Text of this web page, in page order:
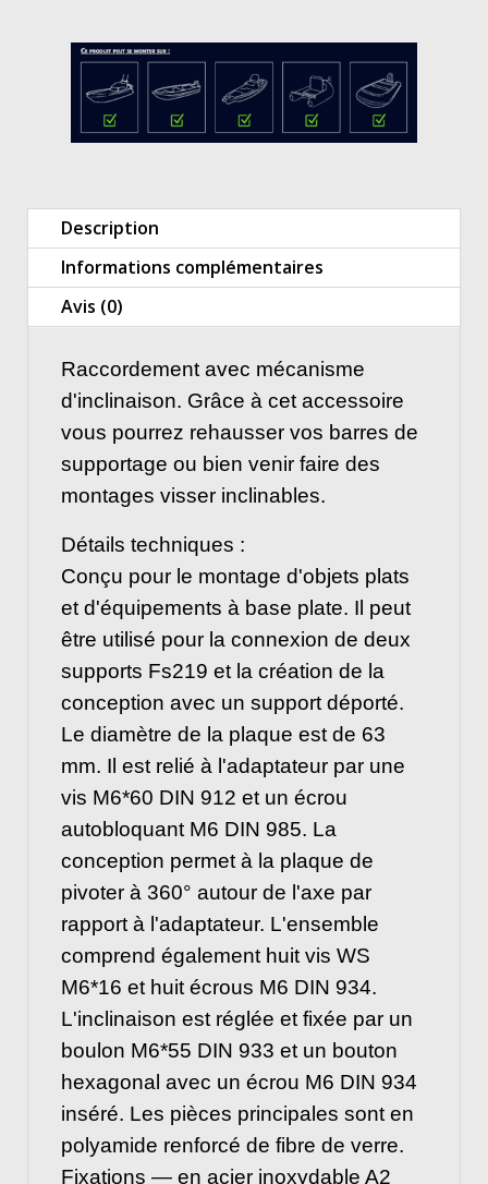
Description
Informations complémentaires
Avis (0)
Raccordement avec mécanisme
d'inclinaison. Grâce à cet accessoire
vous pourrez rehausser vos barres de
supportage ou bien venir faire des
montages visser inclinables.
Détails techniques :
Conçu pour le montage d'objets plats
et d'équipements à base plate. Il peut
être utilisé pour la connexion de deux
supports Fs219 et la création de la
conception avec un support déporté.
Le diamètre de la plaque est de 63
mm. Il est relié à l'adaptateur par une
vis M6*60 DIN 912 et un écrou
autobloquant M6 DIN 985. La
conception permet à la plaque de
pivoter à 360° autour de l'axe par
rapport à l'adaptateur. L'ensemble
comprend également huit vis WS
M6*16 et huit écrous M6 DIN 934.
L'inclinaison est réglée et fixée par un
boulon M6*55 DIN 933 et un bouton
hexagonal avec un écrou M6 DIN 934
inséré. Les pièces principales sont en
polyamide renforcé de fibre de verre.
Fixations — en acier inoxydable A2